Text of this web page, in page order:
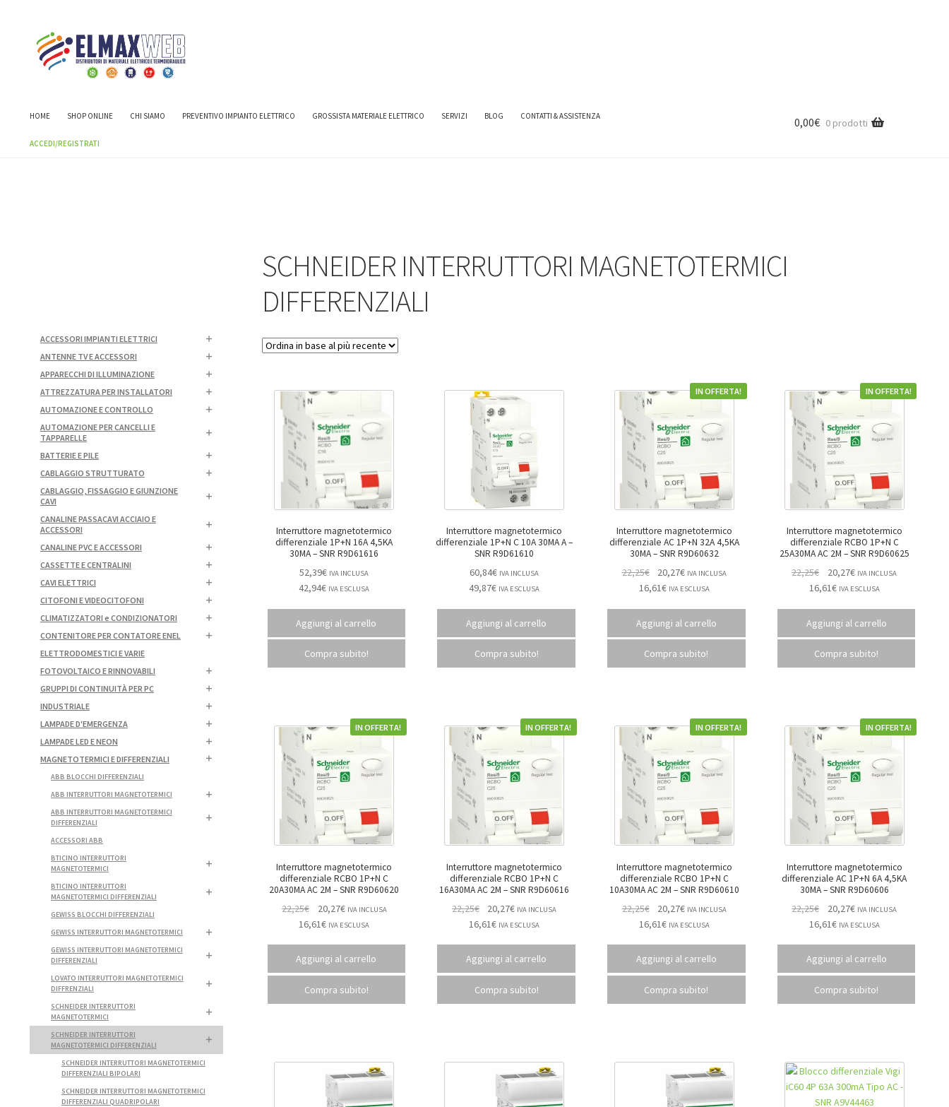
HOME SHOP ONLINE CHI SIAMO PREVENTIVO IMPIANTO ELETTRICO GROSSISTA MATERIALE ELETTRICO SERVIZI BLOG CONTATTI & ASSISTENZA
ACCEDI/REGISTRATI
0,00€ 0 prodotti
Home Shop MAGNETOTERMICI E DIFFERENZIALI
SCHNEIDER INTERRUTTORI MAGNETOTERMICI
DIFFERENZIALI
Interruttore magnetotermico
differenziale 1P+N 16A 4,5KA
30MA – SNR R9D61616
52,39€ IVA INCLUSA
42,94€ IVA ESCLUSA
Aggiungi al carrello
Compra subito!
Interruttore magnetotermico
differenziale 1P+N C 10A 30MA A –
SNR R9D61610
60,84€ IVA INCLUSA
49,87€ IVA ESCLUSA
Aggiungi al carrello
Compra subito!
Interruttore magnetotermico
differenziale AC 1P+N 32A 4,5KA
30MA – SNR R9D60632
IN OFFERTA!
22,25€ 20,27€ IVA INCLUSA
16,61€ IVA ESCLUSA
Aggiungi al carrello
Compra subito!
Interruttore magnetotermico
differenziale RCBO 1P+N C
25A30MA AC 2M – SNR R9D60625
IN OFFERTA!
22,25€ 20,27€ IVA INCLUSA
16,61€ IVA ESCLUSA
Aggiungi al carrello
Compra subito!
Interruttore magnetotermico
differenziale RCBO 1P+N C
20A30MA AC 2M – SNR R9D60620
IN OFFERTA!
22,25€ 20,27€ IVA INCLUSA
16,61€ IVA ESCLUSA
Aggiungi al carrello
Compra subito!
Interruttore magnetotermico
differenziale RCBO 1P+N C
16A30MA AC 2M – SNR R9D60616
IN OFFERTA!
22,25€ 20,27€ IVA INCLUSA
16,61€ IVA ESCLUSA
Aggiungi al carrello
Compra subito!
Interruttore magnetotermico
differenziale RCBO 1P+N C
10A30MA AC 2M – SNR R9D60610
IN OFFERTA!
22,25€ 20,27€ IVA INCLUSA
16,61€ IVA ESCLUSA
Aggiungi al carrello
Compra subito!
Interruttore magnetotermico
differenziale AC 1P+N 6A 4,5KA
30MA – SNR R9D60606
IN OFFERTA!
22,25€ 20,27€ IVA INCLUSA
16,61€ IVA ESCLUSA
Aggiungi al carrello
Compra subito!
ACCESSORI IMPIANTI ELETTRICI
ANTENNE TV E ACCESSORI
APPARECCHI DI ILLUMINAZIONE
ATTREZZATURA PER INSTALLATORI
AUTOMAZIONE E CONTROLLO
AUTOMAZIONE PER CANCELLI E
TAPPARELLE
BATTERIE E PILE
CABLAGGIO STRUTTURATO
CABLAGGIO, FISSAGGIO E GIUNZIONE
CAVI
CANALINE PASSACAVI ACCIAIO E
ACCESSORI
CANALINE PVC E ACCESSORI
CASSETTE E CENTRALINI
CAVI ELETTRICI
CITOFONI E VIDEOCITOFONI
CLIMATIZZATORI e CONDIZIONATORI
CONTENITORE PER CONTATORE ENEL
ELETTRODOMESTICI E VARIE
FOTOVOLTAICO E RINNOVABILI
GRUPPI DI CONTINUITÀ PER PC
INDUSTRIALE
LAMPADE D'EMERGENZA
LAMPADE LED E NEON
MAGNETOTERMICI E DIFFERENZIALI
ABB BLOCCHI DIFFERENZIALI
ABB INTERRUTTORI MAGNETOTERMICI
ABB INTERRUTTORI MAGNETOTERMICI
DIFFERENZIALI
ACCESSORI ABB
BTICINO INTERRUTTORI
MAGNETOTERMICI
BTICINO INTERRUTTORI
MAGNETOTERMICI DIFFERENZIALI
GEWISS BLOCCHI DIFFERENZIALI
GEWISS INTERRUTTORI MAGNETOTERMICI
GEWISS INTERRUTTORI MAGNETOTERMICI
DIFFERENZIALI
LOVATO INTERRUTTORI MAGNETOTERMICI
DIFFRENZIALI
SCHNEIDER INTERRUTTORI
MAGNETOTERMICI
SCHNEIDER INTERRUTTORI
MAGNETOTERMICI DIFFERENZIALI
SCHNEIDER INTERRUTTORI MAGNETOTERMICI
DIFFERENZIALI BIPOLARI
SCHNEIDER INTERRUTTORI MAGNETOTERMICI
DIFFERENZIALI QUADRIPOLARI